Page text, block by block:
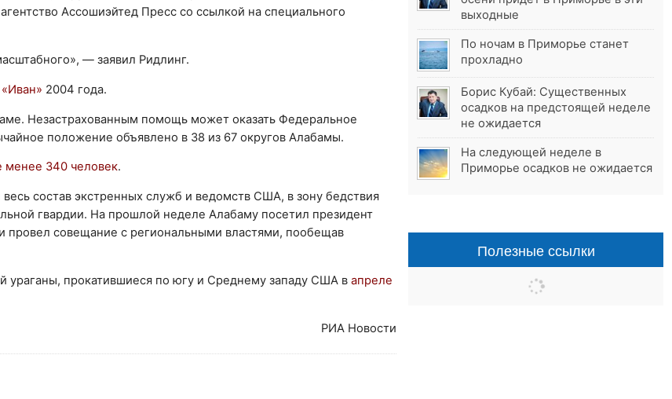
Ассошиэйтед Пресс со ссылкой на специального
— заявил Ридлинг.
2004 года.
Незастрахованным помощь может оказать Федеральное
положение объявлено в 38 из 67 округов Алабамы.
менее 340 человек.
состав экстренных служб и ведомств США, в зону бедствия
гвардии. На прошлой неделе Алабаму посетил президент
совещание с региональными властями, пообещав
прокатившиеся по югу и Среднему западу США в апреле
РИА Новости
выходные
По ночам в Приморье станет
прохладно
Борис Кубай: Существенных
осадков на предстоящей неделе
не ожидается
На следующей неделе в
Приморье осадков не ожидается
Полезные ссылки